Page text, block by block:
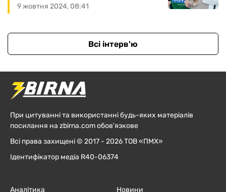
9 жовтня 2024, 08:41
Всі інтерв'ю
При цитуванні та використанні будь-яких матеріалів
посилання на zbirna.com обов'язкове
Всі права захищені © 2017 - 2026 ТОВ «ПМХ»
Ідентифікатор медіа R40-06374
Аналітика
Новини